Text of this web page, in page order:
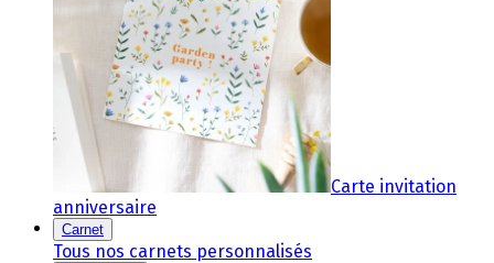
Carte invitation
anniversaire
Carnet
Tous nos carnets personnalisés